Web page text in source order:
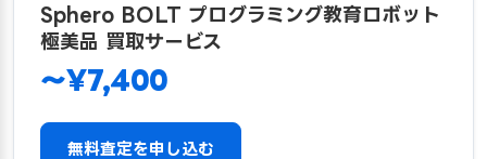
Sphero BOLT プログラミング教育ロボット
極美品 買取サービス
〜¥7,400
無料査定を申し込む